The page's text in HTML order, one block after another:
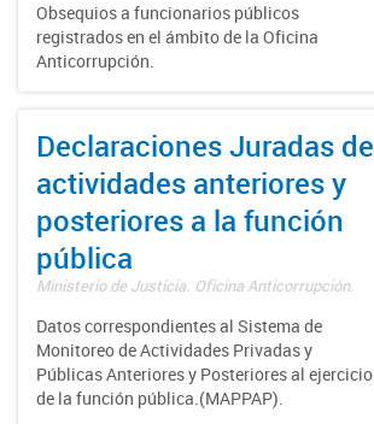
Obsequios a funcionarios públicos
registrados en el ámbito de la Oficina
Anticorrupción.
Declaraciones Juradas de
actividades anteriores y
posteriores a la función
pública
Ministerio de Justicia. Oficina Anticorrupción.
Datos correspondientes al Sistema de
Monitoreo de Actividades Privadas y
Públicas Anteriores y Posteriores al ejercicio
de la función pública.(MAPPAP).